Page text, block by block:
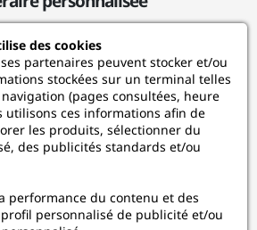
des cookies
partenaires peuvent stocker et/ou
stockées sur un terminal telles
(pages consultées, heure
utilisons ces informations afin de
les produits, sélectionner du
des publicités standards et/ou
performance du contenu et des
personnalisé de publicité et/ou